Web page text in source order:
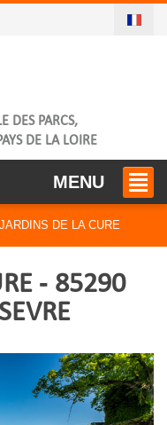
DES PARCS,
DE LA LOIRE
MENU
JARDINS DE LA CURE
- 85290